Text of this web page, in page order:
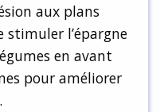
aux plans
stimuler l’épargne
en avant
pour améliorer